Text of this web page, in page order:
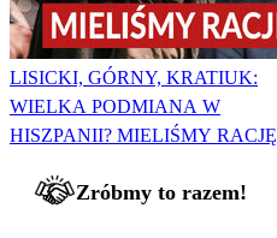
LISICKI, GÓRNY, KRATIUK:
WIELKA PODMIANA W
HISZPANII? MIELIŚMY RACJĘ
Zróbmy to razem!